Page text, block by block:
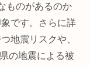
ものがあるのか
です。さらに詳
地震リスクや、
の地震による被